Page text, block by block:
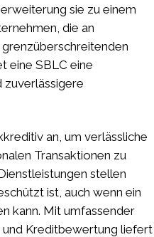
sie zu einem
die an
eine SBLC eine
zuverlässigere
an, um verlässliche
Transaktionen zu
stellen
ist, auch wenn ein
kann. Mit umfassender
Kreditbewertung liefert